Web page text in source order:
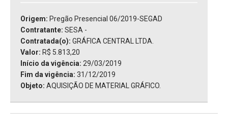
Origem: Pregão Presencial 06/2019-SEGAD
Contratante: SESA -
Contratada(o): GRÁFICA CENTRAL LTDA.
Valor: R$ 5.813,20
Início da vigência: 29/03/2019
Fim da vigência: 31/12/2019
Objeto: AQUISIÇÃO DE MATERIAL GRÁFICO.